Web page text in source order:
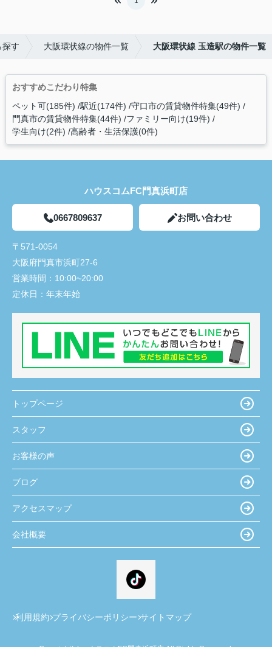
探す 大阪環状線の物件一覧 大阪環状線 玉造駅の物件一覧
おすすめこだわり特集
ペット可(185件) 駅近(174件) 守口市の賃貸物件特集(49件)
門真市の賃貸物件特集(44件) ファミリー向け(19件)
学生向け(2件) 高齢者・生活保護(0件)
ハウスコムFC門真浜町店
0667809637 お問い合わせ
〒571-0054
大阪府門真市浜町27-6
営業時間： 10:00~20:00
定休日： 年末年始
トップページ
スタッフ
お客様の声
ブログ
アクセスマップ
会社概要
利用規約 プライバシーポリシー サイトマップ